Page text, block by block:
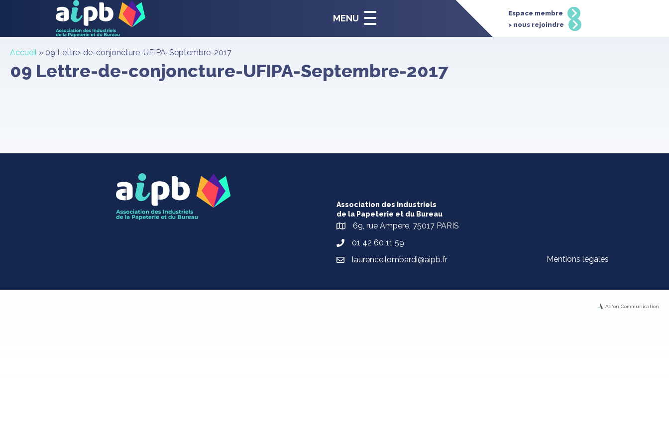
MENU
Espace membre
> nous rejoindre
Accueil » 09 Lettre-de-conjoncture-UFIPA-Septembre-2017
09 Lettre-de-conjoncture-UFIPA-Septembre-2017
Association des Industriels
de la Papeterie et du Bureau
69, rue Ampère, 75017 PARIS
01 42 60 11 59
laurence.lombardi@aipb.fr
Mentions légales
Ad'on Communication